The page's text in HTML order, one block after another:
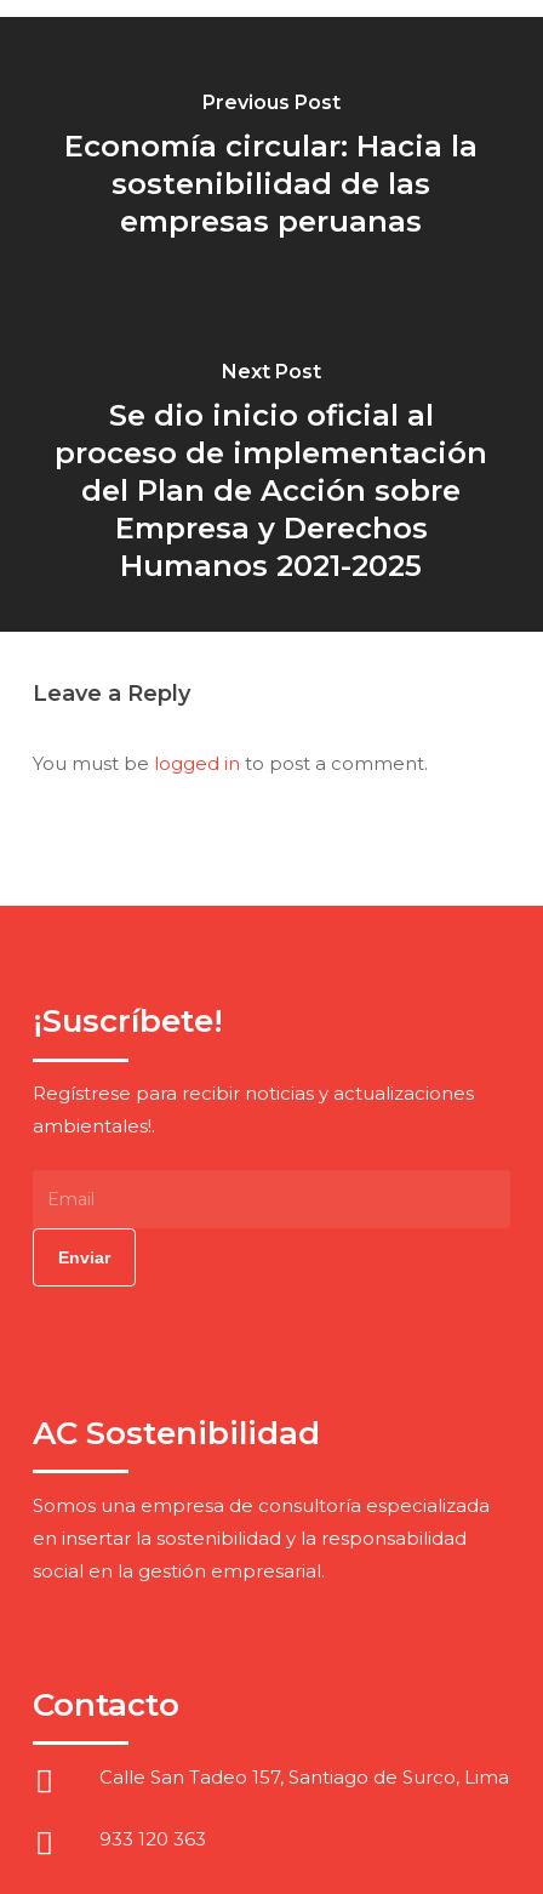
Previous Post
Economía circular: Hacia la
sostenibilidad de las
empresas peruanas
Next Post
Se dio inicio oficial al
proceso de implementación
del Plan de Acción sobre
Empresa y Derechos
Humanos 2021-2025
Leave a Reply
You must be logged in to post a comment.
¡Suscríbete!
Regístrese para recibir noticias y actualizaciones
ambientales!.
AC Sostenibilidad
Somos una empresa de consultoría especializada
en insertar la sostenibilidad y la responsabilidad
social en la gestión empresarial.
Contacto
Calle San Tadeo 157, Santiago de Surco, Lima
933 120 363